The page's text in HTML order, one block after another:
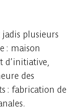
plusieurs
: maison
des
: fabrication de